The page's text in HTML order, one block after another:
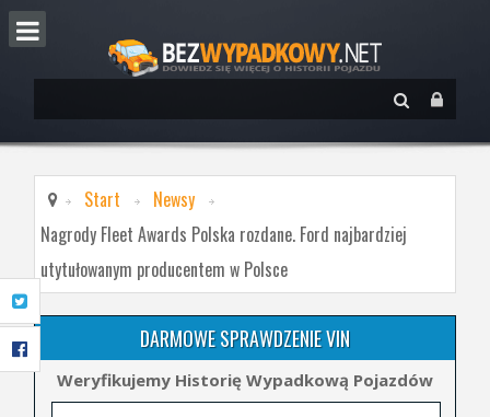
Start
Newsy
Nagrody Fleet Awards Polska rozdane. Ford najbardziej
utytułowanym producentem w Polsce
DARMOWE SPRAWDZENIE VIN
Weryfikujemy Historię Wypadkową Pojazdów